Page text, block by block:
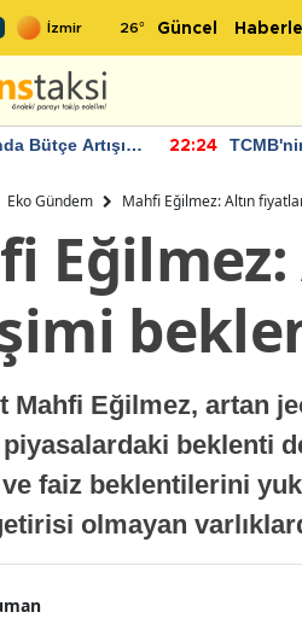
26° Güncel
Bütçe Artışı
22:24
Eko Gündem Mahfi Eğilmez: Altın
Mahfi Eğilmez, artan
beklenti
faiz beklentilerini
olmayan